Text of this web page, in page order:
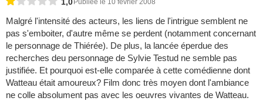
1,0 Publiée le 10 février 2008
Malgré l'intensité des acteurs, les liens de l'intrigue semblent ne
pas s'emboiter, d'autre même se perdent (notamment concernant
le personnage de Thiérée). De plus, la lancée éperdue des
recherches deu personnage de Sylvie Testud ne semble pas
justifiée. Et pourquoi est-elle comparée à cette comédienne dont
Watteau était amoureux? Film donc très moyen dont l'ambiance
ne colle absolument pas avec les oeuvres vivantes de Watteau.